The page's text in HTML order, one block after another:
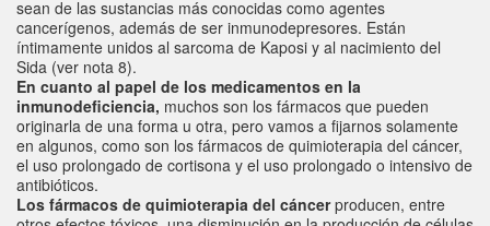
sean de las sustancias más conocidas como agentes
cancerígenos, además de ser inmunodepresores. Están
íntimamente unidos al sarcoma de Kaposi y al nacimiento del
Sida (ver nota 8).
En cuanto al papel de los medicamentos en la
inmunodeficiencia, muchos son los fármacos que pueden
originarla de una forma u otra, pero vamos a fijarnos solamente
en algunos, como son los fármacos de quimioterapia del cáncer,
el uso prolongado de cortisona y el uso prolongado o intensivo de
antibióticos.
Los fármacos de quimioterapia del cáncerproducen, entre